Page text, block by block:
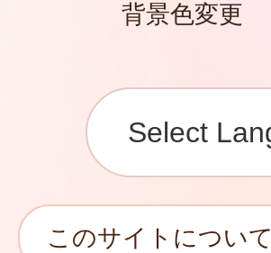
背景色変更
このサイトについて